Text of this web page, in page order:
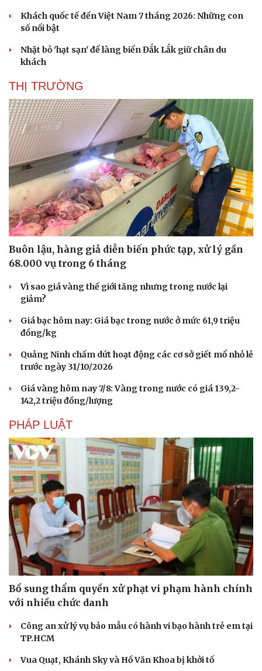
Văn hóa
Sân khấu - Điện ảnh
Âm nhạc
Di sản
Giải trí
Sao Việt
Khách quốc tế đến Việt Nam 7 tháng 2026: Những con
số nổi bật
Nhặt bỏ 'hạt sạn' để làng biển Đắk Lắk giữ chân du
khách
THỊ TRƯỜNG
Buôn lậu, hàng giả diễn biến phức tạp, xử lý gần
68.000 vụ trong 6 tháng
Vì sao giá vàng thế giới tăng nhưng trong nước lại
giảm?
Giá bạc hôm nay: Giá bạc trong nước ở mức 61,9 triệu
đồng/kg
Quảng Ninh chấm dứt hoạt động các cơ sở giết mổ nhỏ lẻ
trước ngày 31/10/2026
Giá vàng hôm nay 7/8: Vàng trong nước có giá 139,2-
142,2 triệu đồng/lượng
PHÁP LUẬT
Bổ sung thẩm quyền xử phạt vi phạm hành chính
với nhiều chức danh
Công an xử lý vụ bảo mẫu có hành vi bạo hành trẻ em tại
TP.HCM
Vua Quạt, Khánh Sky và Hồ Văn Khoa bị khởi tố